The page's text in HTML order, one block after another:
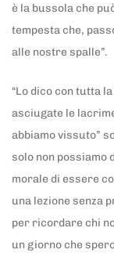
è la bussola che
tempesta che,
alle nostre spalle”.
“Lo dico con tutta
asciugate le
abbiamo vissuto”
solo non possiamo
morale di essere
una lezione senza
per ricordare chi
un giorno che